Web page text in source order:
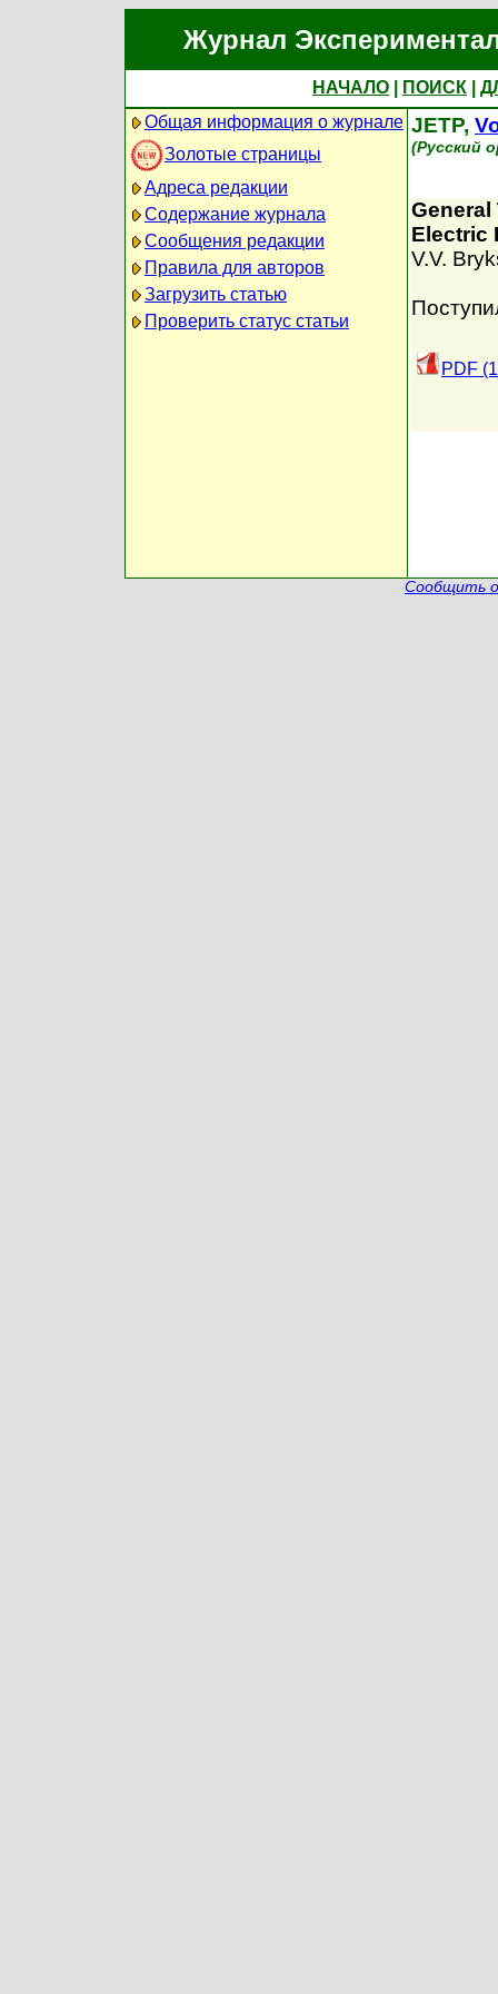
Журнал
НАЧАЛО ПОИСК
Общая информация о журнале
Золотые страницы
Адреса редакции
Содержание журнала
Сообщения редакции
Правила для авторов
Загрузить статью
Проверить статус статьи
JETP,
(Русский
Electric
V.V.
PDF
Сообщить о